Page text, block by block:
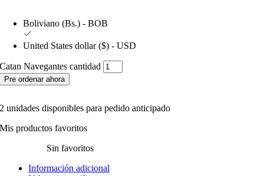
Boliviano (Bs.) - BOB
United States dollar ($) - USD
Catan Navegantes cantidad
Pre ordenar ahora
2 unidades disponibles para pedido anticipado
Mis productos favoritos
Sin favoritos
Información adicional